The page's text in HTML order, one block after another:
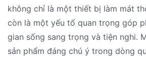
không chỉ là một thiết bị làm mát
còn là một yếu tố quan trọng góp
gian sống sang trọng và tiện nghi.
sản phẩm đáng chú ý trong dòng